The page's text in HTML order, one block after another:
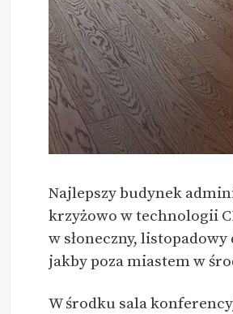
Najlepszy budynek
krzyżowo w technologii
w słoneczny,
jakby poza miastem w
W środku sala